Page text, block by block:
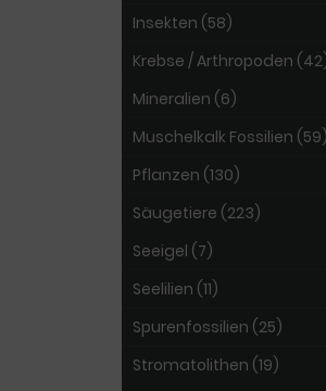
Insekten (58)
Krebse / Arthropoden
Mineralien (6)
Muschelkalk Fossilien (59)
Pflanzen (130)
Säugetiere (223)
Seeigel (7)
Seelilien (11)
Spurenfossilien (25)
Stromatolithen (19)